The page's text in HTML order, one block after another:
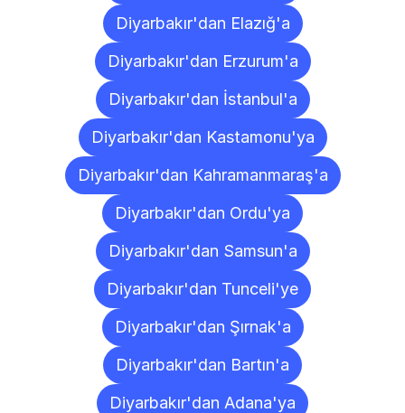
Diyarbakır'dan Elazığ'a
Diyarbakır'dan Erzurum'a
Diyarbakır'dan İstanbul'a
Diyarbakır'dan Kastamonu'ya
Diyarbakır'dan Kahramanmaraş'a
Diyarbakır'dan Ordu'ya
Diyarbakır'dan Samsun'a
Diyarbakır'dan Tunceli'ye
Diyarbakır'dan Şırnak'a
Diyarbakır'dan Bartın'a
Diyarbakır'dan Adana'ya